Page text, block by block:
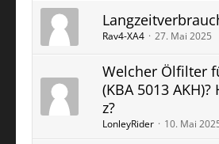
Rav4-XA4 27. Mai 2025
Welcher Ölfilter
(KBA 5013
z?
LonleyRider 10. Mai